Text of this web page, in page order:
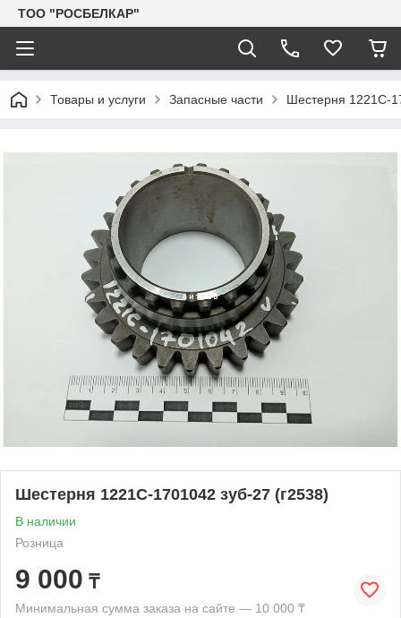
TOO "РОСБЕЛКАР"
Товары и услуги Запасные части Шестерня 1221С-
Шестерня 1221С-1701042 зуб-27 (г2538)
В наличии
Розница
9 000 ₸
Минимальная сумма заказа на сайте — 10 000 ₸